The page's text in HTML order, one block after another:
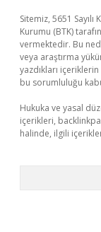
Sitemiz, 5651
Kurumu (BTK)
vermektedir. Bu
veya araştırma
yazdıkları
bu sorumluluğu
Hukuka ve yasal
içerikleri,
halinde, ilgili